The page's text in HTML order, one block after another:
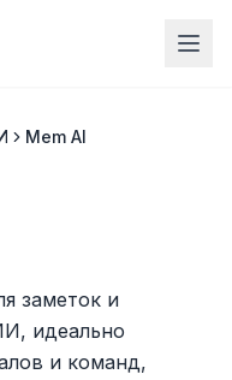
Mem AI
заметок и
идеально
и команд,